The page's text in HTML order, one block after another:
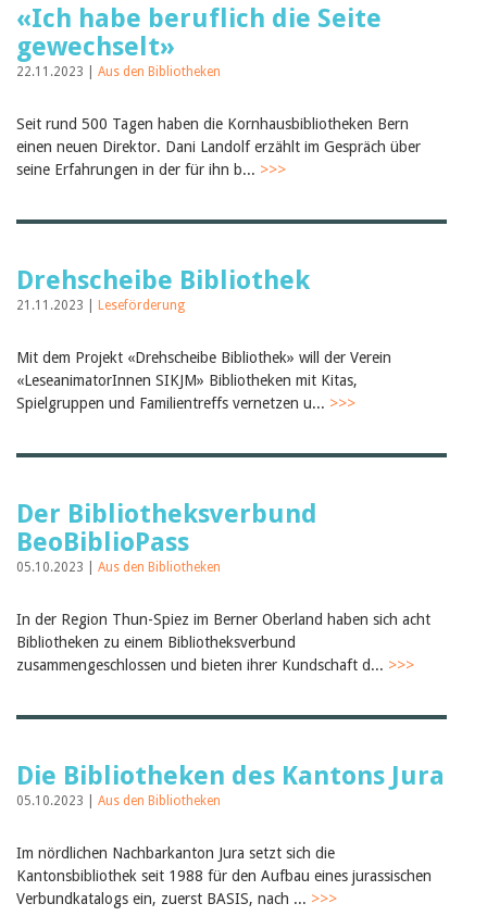
«Ich habe beruflich die Seite
gewechselt»
22.11.2023 | Aus den Bibliotheken
Seit rund 500 Tagen haben die Kornhausbibliotheken Bern
einen neuen Direktor. Dani Landolf erzählt im Gespräch über
seine Erfahrungen in der für ihn b... >>>
Drehscheibe Bibliothek
21.11.2023 | Leseförderung
Mit dem Projekt «Drehscheibe Bibliothek» will der Verein
«LeseanimatorInnen SIKJM» Bibliotheken mit Kitas,
Spielgruppen und Familientreffs vernetzen u... >>>
Der Bibliotheksverbund
BeoBiblioPass
05.10.2023 | Aus den Bibliotheken
In der Region Thun-Spiez im Berner Oberland haben sich acht
Bibliotheken zu einem Bibliotheksverbund
zusammengeschlossen und bieten ihrer Kundschaft d... >>>
Die Bibliotheken des Kantons Jura
05.10.2023 | Aus den Bibliotheken
Im nördlichen Nachbarkanton Jura setzt sich die
Kantonsbibliothek seit 1988 für den Aufbau eines jurassischen
Verbundkatalogs ein, zuerst BASIS, nach ... >>>